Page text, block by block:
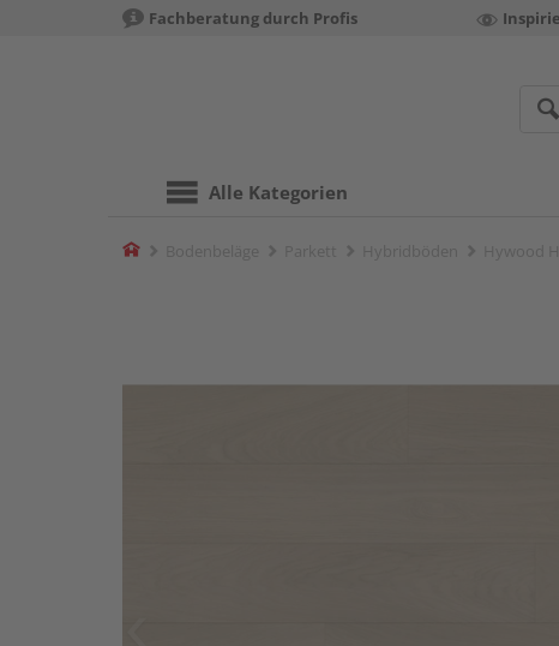
Fachberatung durch Profis
Alle Kategorien
Home